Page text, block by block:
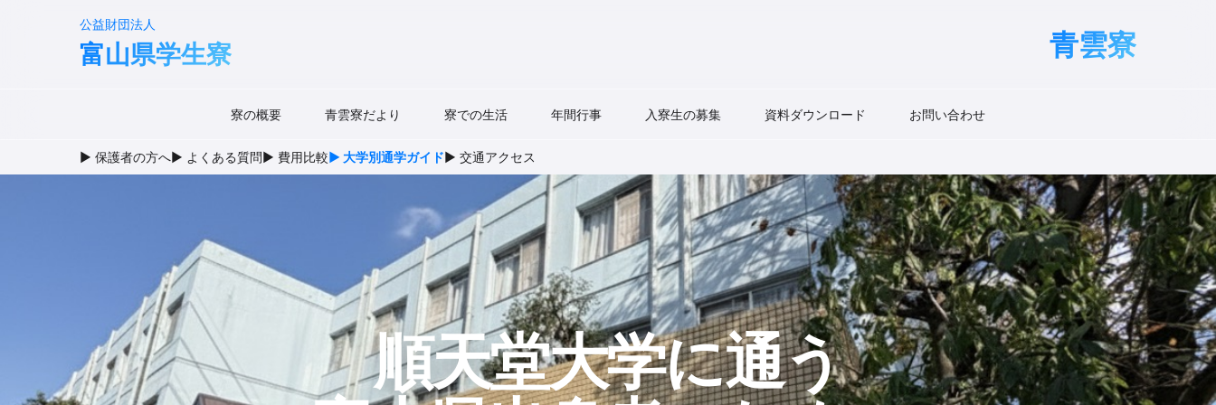
公益財団法人
富山県学生寮 青雲寮
寮の概要 青雲寮だより 寮での生活 年間行事 入寮生の募集 資料ダウンロード お問い合わせ
▶ 保護者の方へ▶ よくある質問▶ 費用比較▶ 大学別通学ガイド▶ 交通アクセス
順天堂大学に​通う​